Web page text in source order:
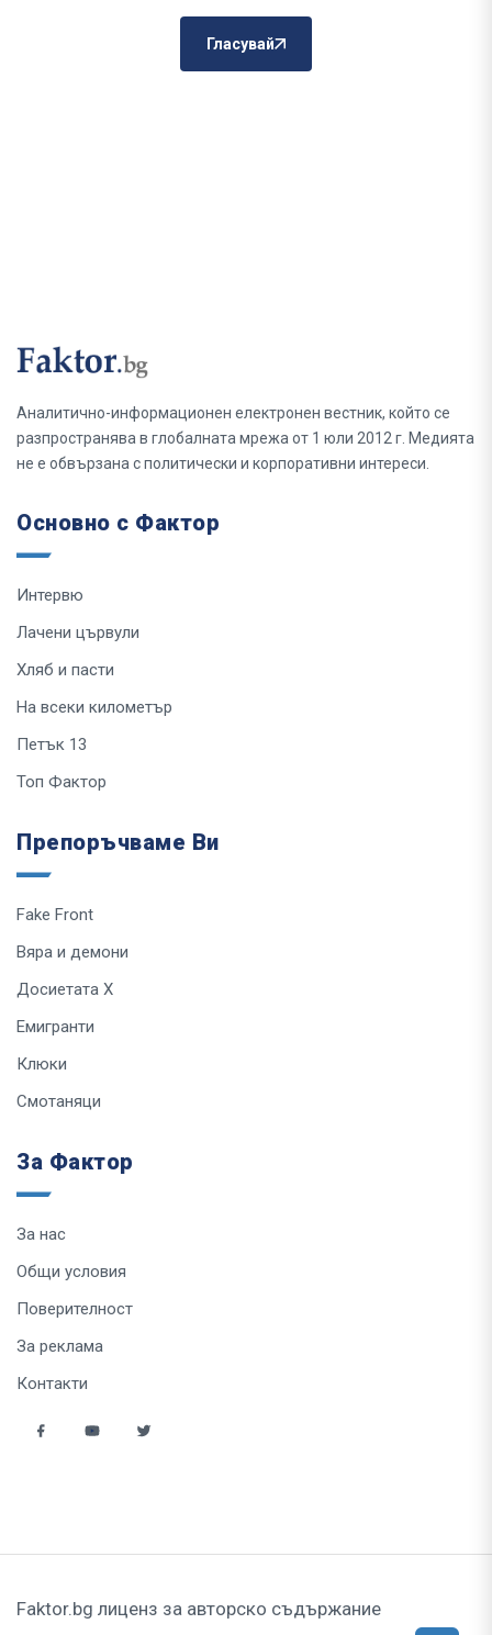
Гласувай
Аналитично-информационен електронен вестник, който се
разпространява в глобалната мрежа от 1 юли 2012 г. Медията
не е обвързана с политически и корпоративни интереси.
Основно с Фактор
Интервю
Лачени цървули
Хляб и пасти
На всеки километър
Петък 13
Топ Фактор
Препоръчваме Ви
Fake Front
Вяра и демони
Досиетата Х
Емигранти
Клюки
Смотаняци
За Фактор
За нас
Общи условия
Поверителност
За реклама
Контакти
Faktor.bg лиценз за авторско съдържание